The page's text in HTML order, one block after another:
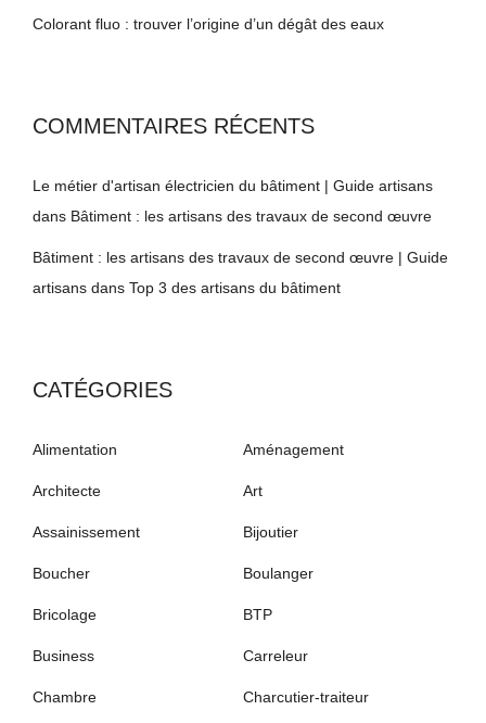
Colorant fluo : trouver l’origine d’un dégât des eaux
COMMENTAIRES RÉCENTS
Le métier d'artisan électricien du bâtiment | Guide artisans
dans Bâtiment : les artisans des travaux de second œuvre
Bâtiment : les artisans des travaux de second œuvre | Guide
artisans dans Top 3 des artisans du bâtiment
CATÉGORIES
Alimentation Aménagement
Architecte Art
Assainissement Bijoutier
Boucher Boulanger
Bricolage BTP
Business Carreleur
Chambre Charcutier-traiteur